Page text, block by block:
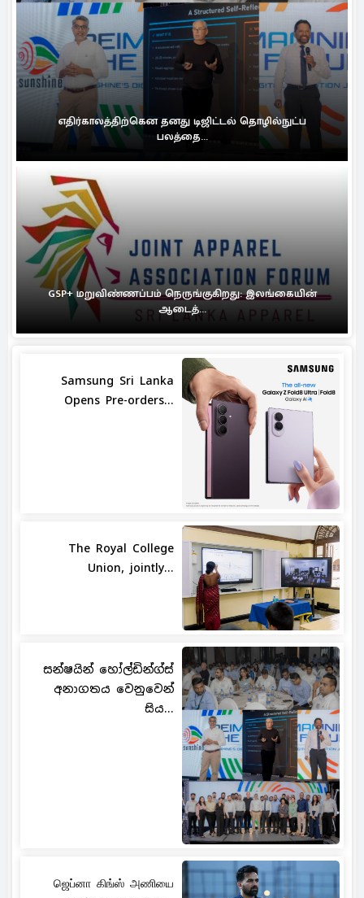
எதிர்காலத்திற்கென தனது டிஜிட்டல் தொழில்நுட்ப
பலத்தை...
GSP+ மறுவிண்ணப்பம் நெருங்குகிறது: இலங்கையின்
ஆடைத்...
Samsung Sri Lanka
Opens Pre-orders...
The Royal College
Union, jointly...
සන්ෂයින් හෝල්ඩින්ග්ස්
අනාගතය වෙනුවෙන්
සිය...
ஜெப்னா கிங்ஸ் அணியை